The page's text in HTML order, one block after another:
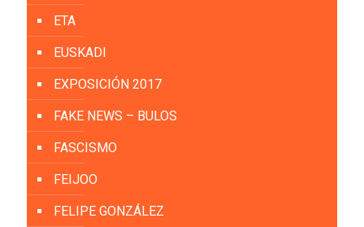
ETA
EUSKADI
EXPOSICIÓN 2017
FAKE NEWS – BULOS
FASCISMO
FEIJOO
FELIPE GONZÁLEZ